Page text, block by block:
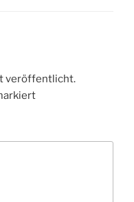
veröffentlicht.